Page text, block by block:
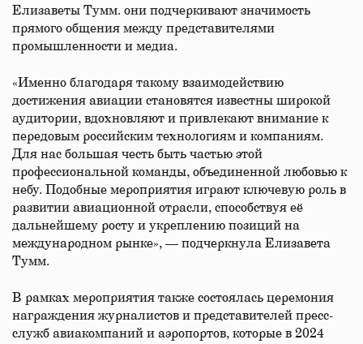
Елизаветы Тумм. они подчеркивают значимость
прямого общения между представителями
промышленности и медиа.
«Именно благодаря такому взаимодействию
достижения авиации становятся известны широкой
аудитории, вдохновляют и привлекают внимание к
передовым российским технологиям и компаниям.
Для нас большая честь быть частью этой
профессиональной команды, объединенной любовью к
небу. Подобные мероприятия играют ключевую роль в
развитии авиационной отрасли, способствуя её
дальнейшему росту и укреплению позиций на
международном рынке», — подчеркнула Елизавета
Тумм.
В рамках мероприятия также состоялась церемония
награждения журналистов и представителей пресс-
служб авиакомпаний и аэропортов, которые в 2024